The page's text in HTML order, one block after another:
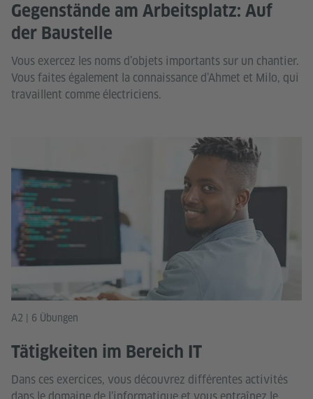
Gegenstände am Arbeitsplatz: Auf
der Baustelle
Vous exercez les noms d’objets importants sur un chantier.
Vous faites également la connaissance d’Ahmet et Milo, qui
travaillent comme électriciens.
A2 | 6 Übungen
Tätigkeiten im Bereich IT
Dans ces exercices, vous découvrez différentes activités